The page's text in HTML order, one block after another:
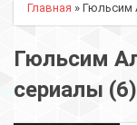
Главная » Гюльсим
Гюльсим
сериалы (6)